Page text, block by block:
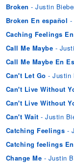
Broken- Justin
Broken En español -
Caching Feelings
Call Me Maybe -
Call Me Maybe En
Can't Let Go - Justin
Can't Live Without
Can't Live Without
Can't Wait- Justin
Catching Feelings -
Catching feelings
Change Me - Justin